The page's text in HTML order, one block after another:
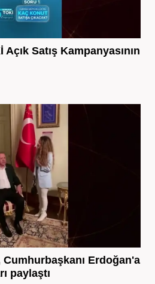
Satış Kampanyasının
Cumhurbaşkanı Erdoğan'a
paylaştı